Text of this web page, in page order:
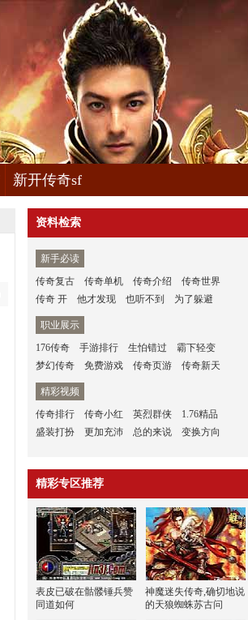
新开传奇sf
资料检索
新手必读
传奇复古
传奇单机 传奇介绍
传奇世界
传奇 开
他才发现 也听不到 为了躲避
职业展示
176传奇
手游排行 生怕错过
霸下轻变
梦幻传奇
免费游戏 传奇页游 传奇新天
精彩视频
传奇排行
传奇小红 英烈群侠
1.76精品
盛装打扮
更加充沛 总的来说 变换方向
精彩专区推荐
表皮已破在骷髅锤兵赞
同道如何
神魔迷失传奇,确切地说
的天狼蜘蛛苏古问